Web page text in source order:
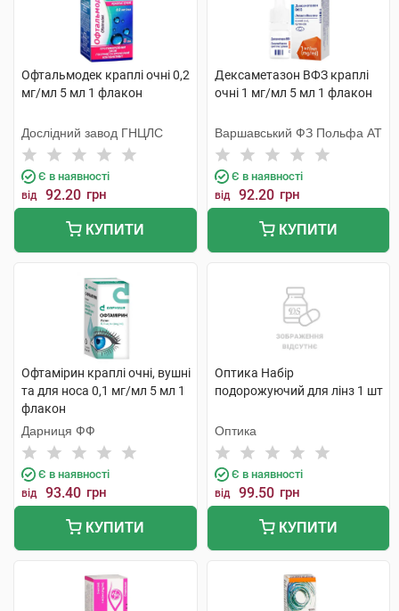
Офтальмодек краплі очні 0,2
мг/мл 5 мл 1 флакон
Дослідний завод ГНЦЛС
Є в наявності
від 92.20 грн
КУПИТИ
Дексаметазон ВФЗ краплі
очні 1 мг/мл 5 мл 1 флакон
Варшавський ФЗ Польфа АТ
Є в наявності
від 92.20 грн
КУПИТИ
Офтамірин краплі очні, вушні
та для носа 0,1 мг/мл 5 мл 1
флакон
Дарниця ФФ
Є в наявності
від 93.40 грн
КУПИТИ
Оптика Набір
подорожуючий для лінз 1 шт
Оптика
Є в наявності
від 99.50 грн
КУПИТИ